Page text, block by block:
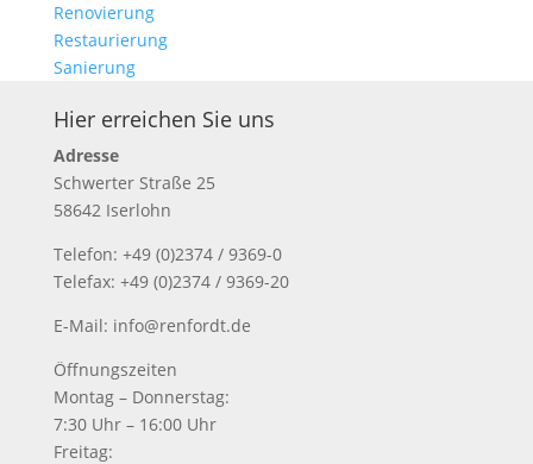
Renovierung
Restaurierung
Sanierung
Hier erreichen Sie uns
Adresse
Schwerter Straße 25
58642 Iserlohn
Telefon: +49 (0)2374 / 9369-0
Telefax: +49 (0)2374 / 9369-20
E-Mail: info@renfordt.de
Öffnungszeiten
Montag – Donnerstag:
7:30 Uhr – 16:00 Uhr
Freitag: